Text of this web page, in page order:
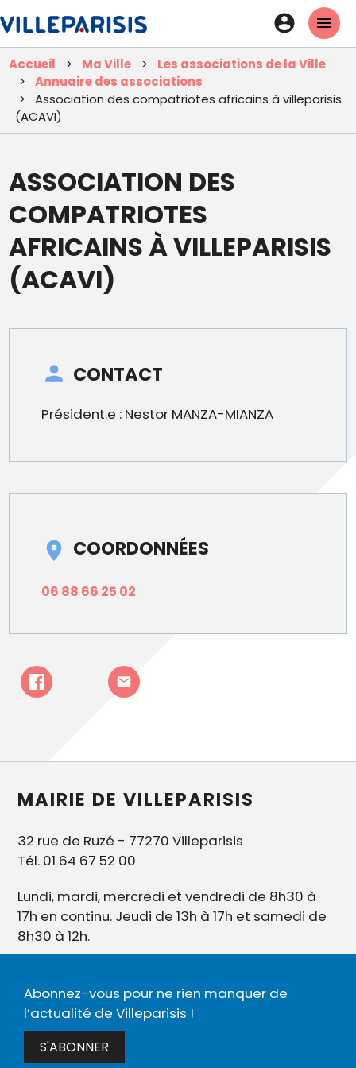
contenu
principal
En-
tête
-
Accueil Ma Ville
Les associations de la Ville
Annuaire des associations
Association des compatriotes africains à villeparisis
(ACAVI)
ASSOCIATION DES
COMPATRIOTES
AFRICAINS À VILLEPARISIS
(ACAVI)
CONTACT
Président.e : Nestor MANZA-MIANZA
COORDONNÉES
06 88 66 25 02
MAIRIE DE VILLEPARISIS
32 rue de Ruzé - 77270 Villeparisis
Tél. 01 64 67 52 00
Lundi, mardi, mercredi et vendredi de 8h30 à
17h en continu. Jeudi de 13h à 17h et samedi de
8h30 à 12h.
Abonnez-vous pour ne rien manquer de
l’actualité de Villeparisis !
S'ABONNER